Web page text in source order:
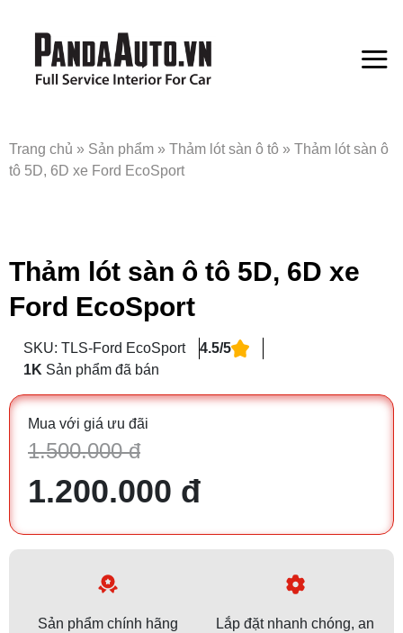
Trang chủ » Sản phẩm » Thảm lót sàn ô tô » Thảm lót sàn ô
tô 5D, 6D xe Ford EcoSport
Thảm lót sàn ô tô 5D, 6D xe
Ford EcoSport
SKU: TLS-Ford EcoSport
4.5/5
1K Sản phẩm đã bán
Mua với giá ưu đãi
1.500.000 đ
1.200.000 đ
Sản phẩm chính hãng
Lắp đặt nhanh chóng, an